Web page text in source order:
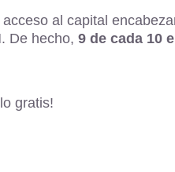
al capital
De hecho, 9 de cada 10
gratis!